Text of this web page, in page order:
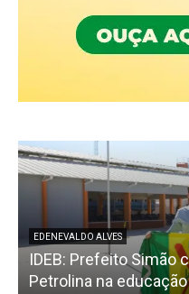
EDENEVALDO ALVES
IDEB: Prefeito Simão
Petrolina na